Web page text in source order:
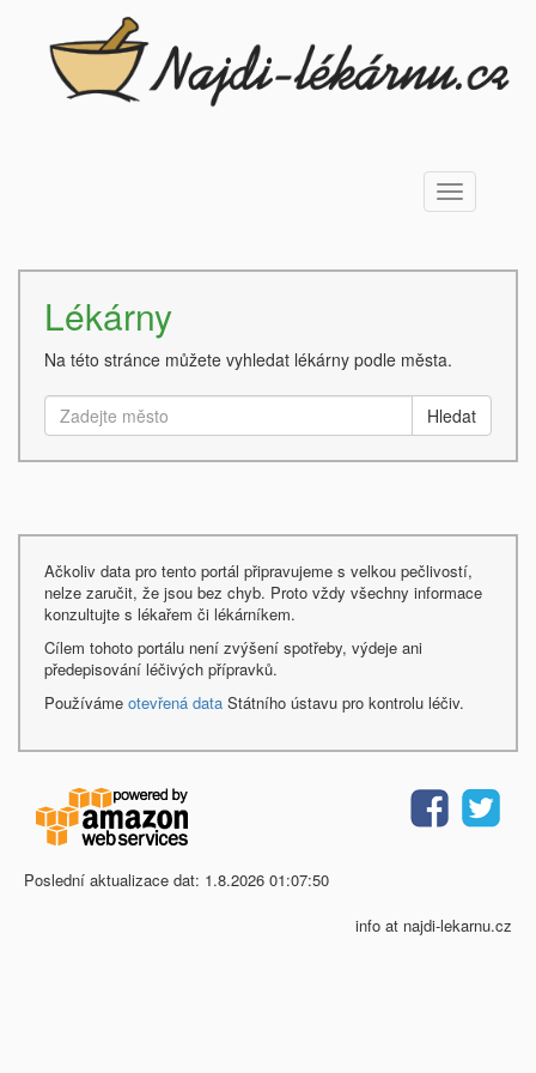
Toggle
navigation
Lékárny
Na této stránce můžete vyhledat lékárny podle města.
Hledat
Ačkoliv data pro tento portál připravujeme s velkou pečlivostí,
nelze zaručit, že jsou bez chyb. Proto vždy všechny informace
konzultujte s lékařem či lékárníkem.
Cílem tohoto portálu není zvýšení spotřeby, výdeje ani
předepisování léčivých přípravků.
Používáme otevřená data Státního ústavu pro kontrolu léčiv.
Poslední aktualizace dat: 1.8.2026 01:07:50
info at najdi-lekarnu.cz